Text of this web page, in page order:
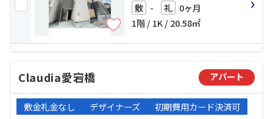
敷 - 礼 0ヶ月
1階 / 1K / 20.58㎡
Claudia愛宕橋 アパート
敷金礼金なし デザイナーズ 初期費用カード決済可